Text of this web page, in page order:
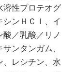
溶性プロテオグ
ンＨＣｌ、イ
／乳酸／リノ
ンタンガム、
、レシチン、水